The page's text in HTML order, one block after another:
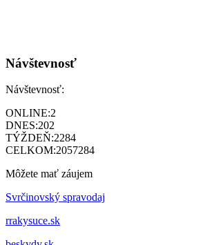
Návštevnosť
Návštevnosť:
ONLINE:2
DNES:202
TÝŽDEŇ:2284
CELKOM:2057284
Môžete mať záujem
Svrčinovský spravodaj
rrakysuce.sk